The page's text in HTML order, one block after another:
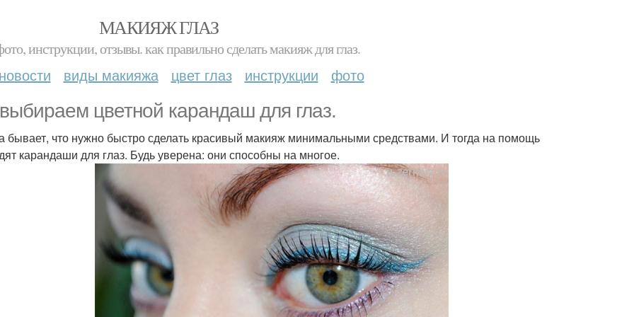
МАКИЯЖ ГЛАЗ
инструкции, отзывы. как правильно сделать макияж для глаз.
виды макияжа цвет глаз инструкции фото
цветной карандаш для глаз.
бывает, что нужно быстро сделать красивый макияж минимальными средствами. И тогда на помощь
карандаши для глаз. Будь уверена: они способны на многое.